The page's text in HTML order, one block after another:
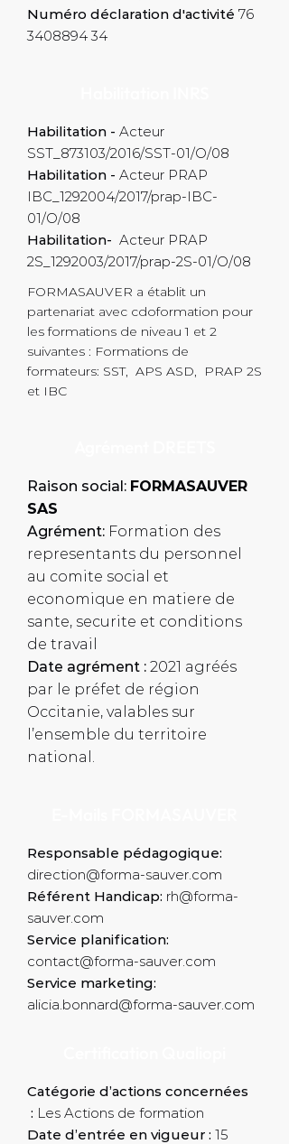
Numéro déclaration d'activité 76
3408894 34
Habilitation - Acteur
SST_873103/2016/SST-01/O/08
Habilitation - Acteur PRAP
IBC_1292004/2017/prap-IBC-
01/O/08
Habilitation- Acteur PRAP
2S_1292003/2017/prap-2S-01/O/08
FORMASAUVER a établit un
partenariat avec cdoformation pour
les formations de niveau 1 et 2
suivantes : Formations de
formateurs: SST, APS ASD, PRAP 2S
et IBC
Raison social: FORMASAUVER
SAS
Agrément: Formation des
representants du personnel
au comite social et
economique en matiere de
sante, securite et conditions
de travail
Date agrément : 2021 agréés
par le préfet de région
Occitanie, valables sur
l’ensemble du territoire
national.
​Responsable pédagogique:
direction@forma-sauver.com
Référent Handicap: rh@forma-
sauver.com
Service planification:
contact@forma-sauver.com
Service marketing:
alicia.bonnard@forma-sauver.com
Catégorie d’actions concernées
: Les Actions de formation
Date d’entrée en vigueur : 15